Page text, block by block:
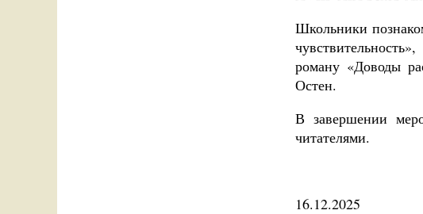
Школьники
роману «Доводы
Остен.
В завершении
читателями.
16.12.2025